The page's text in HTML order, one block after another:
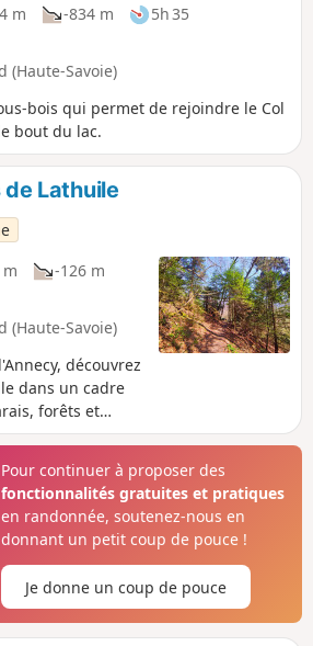
m -834 m
5h 35
(Haute-Savoie)
bois qui permet de rejoindre le Col
bout du lac.
de Lathuile
m
-126 m
(Haute-Savoie)
découvrez
dans un cadre
forêts et
Pour continuer à proposer des
fonctionnalités gratuites et pratiques
en randonnée, soutenez-nous en
donnant un petit coup de pouce !
Je donne un coup de pouce